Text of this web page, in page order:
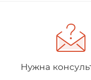
Нужна